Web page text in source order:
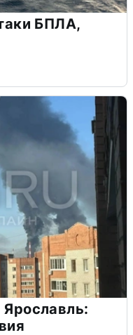
БПЛА,